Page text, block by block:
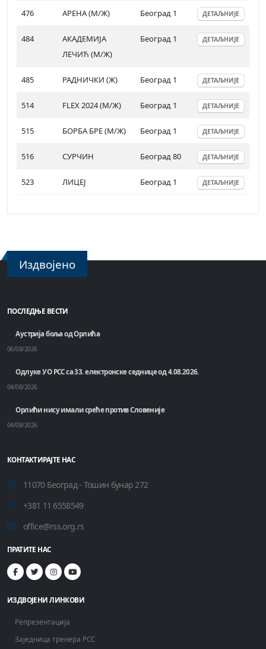
476 АРЕНА (М/Ж) Београд 1 ДЕТАЉНИЈЕ
484
АКАДЕМИЈА
ЛЕЧИЋ (М/Ж)
Београд 1 ДЕТАЉНИЈЕ
485 РАДНИЧКИ (Ж) Београд 1 ДЕТАЉНИЈЕ
514 FLEX 2024 (М/Ж) Београд 1 ДЕТАЉНИЈЕ
515 БОРБА БРЕ (М/Ж) Београд 1 ДЕТАЉНИЈЕ
516 СУРЧИН Београд 80 ДЕТАЉНИЈЕ
523 ЛИЦЕЈ Београд 1 ДЕТАЉНИЈЕ
Издвојено
ПОСЛЕДЊЕ ВЕСТИ
Аустрија боља од Орлића
06/08/2026
Одлуке УО РСС са 33. електронске седнице од 4.08.2026.
04/08/2026
Орлићи нису имали среће против Словеније
04/08/2026
КОНТАКТИРАЈТЕ НАС
11070 Београд - Тошин бунар 272
+381 11 6558549
office@rss.org.rs
ПРАТИТЕ НАС
ИЗДВОЈЕНИ ЛИНКОВИ
Репрезентација
Заједница тренера РСС